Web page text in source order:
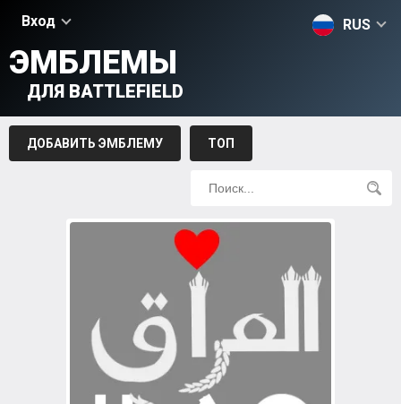
Вход RUS
ЭМБЛЕМЫ
ДЛЯ BATTLEFIELD
ДОБАВИТЬ ЭМБЛЕМУ ТОП